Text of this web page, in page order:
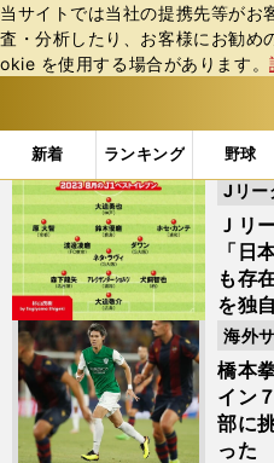
当サイトでは当社の提携先等がお
査・分析したり、お客様にお勧め
okie を使⽤する場合があります。
新着 ランキング 野球
b
ス
ポ
ル
テ
ィ
ー
バ
「#原大智」の最新ニュ
Ｊリ
「日
も存
を独
Jリー
橋本
イン
部に
った
海外